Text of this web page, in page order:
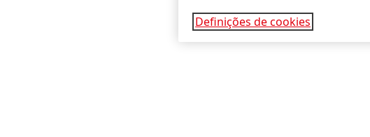
Definições de cookies